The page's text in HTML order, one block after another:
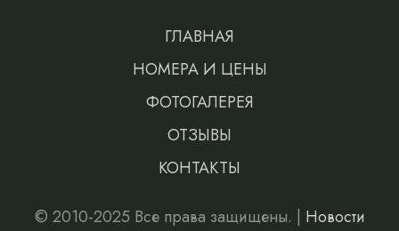
ГЛАВНАЯ
НОМЕРА И ЦЕНЫ
ФОТОГАЛЕРЕЯ
ОТЗЫВЫ
КОНТАКТЫ
© 2010-2025 Все права защищены. | Новости